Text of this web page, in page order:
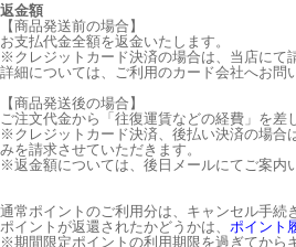
返金額
【商品発送前の場合】
お支払代金全額を返金いたします。
※クレジットカード決済の場合は、当店にて
詳細については、ご利用のカード会社へお問
【商品発送後の場合】
ご注文代金から「往復運賃などの経費」を差
※クレジットカード決済、後払い決済の場合
みを請求させていただきます。
※返金額については、後日メールにてご案内
通常ポイントのご利用分は、キャンセル手続
ポイントが返還されたかどうかは、 ポイント
※期間限定ポイントの利用期限を過ぎてから